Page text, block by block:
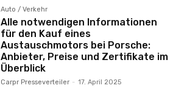
Auto / Verkehr
Alle notwendigen Informationen
für den Kauf eines
Austauschmotors bei Porsche:
Anbieter, Preise und Zertifikate im
Überblick
Carpr Presseverteiler - 17. April 2025